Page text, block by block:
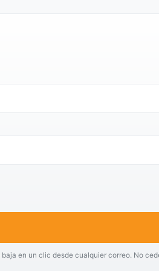
en un clic desde cualquier correo. No